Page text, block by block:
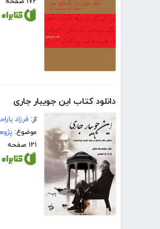
دانلود کتاب این جویبار جاری
از: فرزاد
موضوع:
۱۲۱ صفحه